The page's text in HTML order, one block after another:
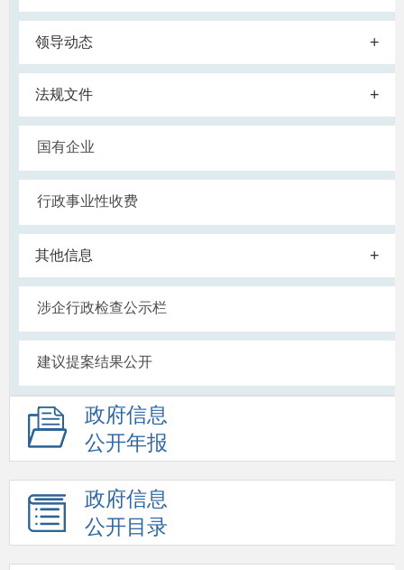
领导动态 +
法规文件 +
国有企业
行政事业性收费
其他信息 +
涉企行政检查公示栏
建议提案结果公开
政府信息
公开年报
政府信息
公开目录